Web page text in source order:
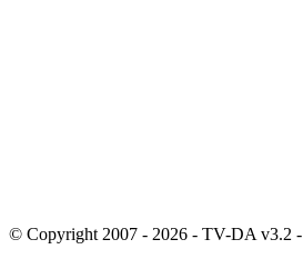
© Copyright 2007 - 2026 - TV-DA v3.2 -